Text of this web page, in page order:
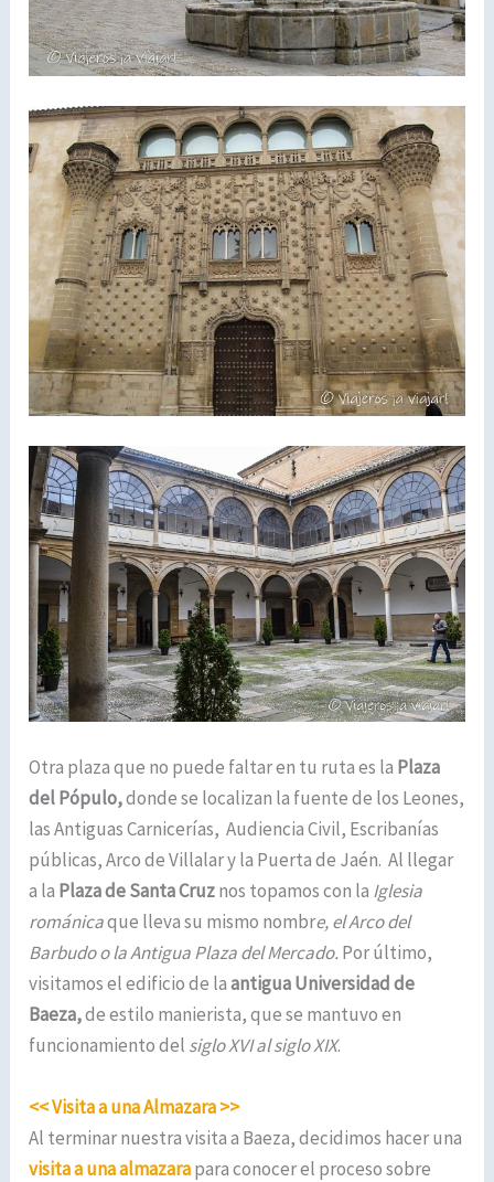
Otra plaza que no puede faltar en tu ruta es la Plaza
del Pópulo,donde se localizan la fuente de los Leones,
las Antiguas Carnicerías, Audiencia Civil, Escribanías
públicas, Arco de Villalar y la Puerta de Jaén. Al llegar
a la Plaza de Santa Cruznos topamos con la Iglesia
románicaque lleva su mismo nombre, el Arco del
Barbudo o la Antigua Plaza del Mercado.Por último,
visitamos el edificio de laantigua Universidad de
Baeza,de estilo manierista, que se mantuvo en
funcionamiento del siglo XVI al siglo XIX.
<< Visita a una Almazara >>
Al terminar nuestra visita a Baeza, decidimos hacer una
visita a una almazarapara conocer el proceso sobre